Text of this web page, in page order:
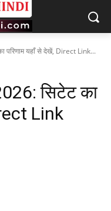
परिणाम यहाँ से देखें, Direct Link...
सिटेट का
Link